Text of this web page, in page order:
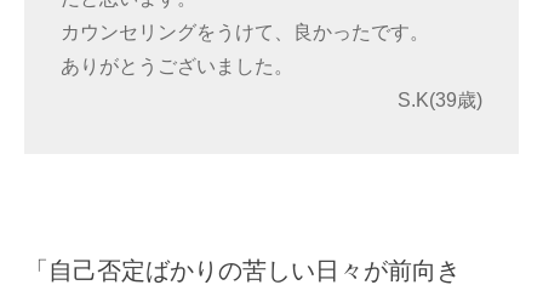
カウンセリングをうけて、良かったです。
ありがとうございました。
S.K(39歳)
「自己否定ばかりの苦しい日々が前向き